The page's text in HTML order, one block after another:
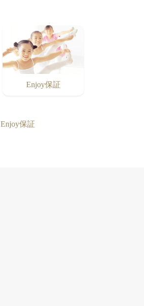
Enjoy保証
Enjoy保証